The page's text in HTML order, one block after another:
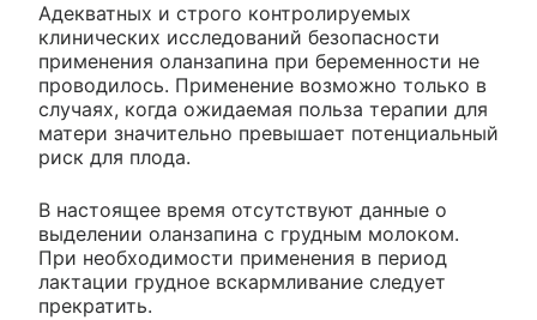
Адекватных и строго контролируемых
клинических исследований безопасности
применения оланзапина при беременности не
проводилось. Применение возможно только в
случаях, когда ожидаемая польза терапии для
матери значительно превышает потенциальный
риск для плода.
В настоящее время отсутствуют данные о
выделении оланзапина с грудным молоком.
При необходимости применения в период
лактации грудное вскармливание следует
прекратить.